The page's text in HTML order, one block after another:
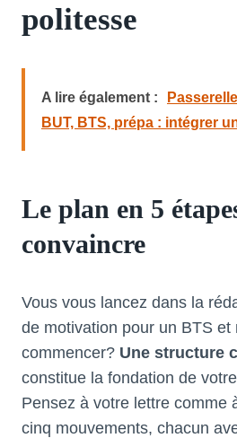
politesse
A lire également :
BUT, BTS, prépa : intégrer
Le plan en 5
convaincre
Vous vous lancez dans la
de motivation pour un BTS et
commencer? Une structure
constitue la fondation de
Pensez à votre lettre comme
cinq mouvements, chacun